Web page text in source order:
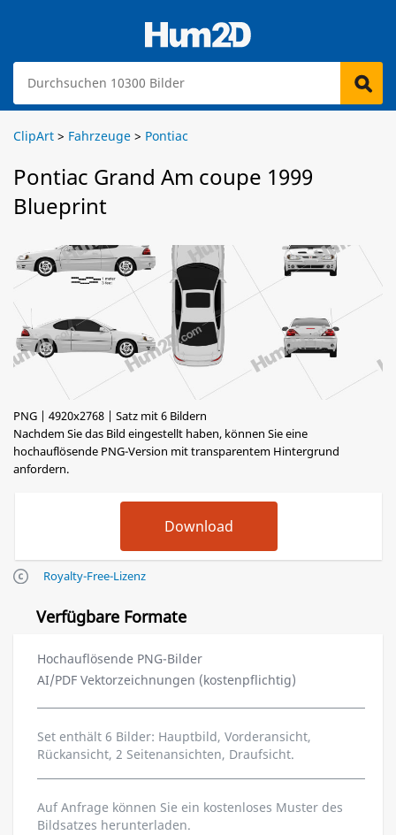
ClipArt > Fahrzeuge > Pontiac
Pontiac Grand Am coupe 1999
Blueprint
PNG | 4920x2768 | Satz mit 6 Bildern
Nachdem Sie das Bild eingestellt haben, können Sie eine
hochauflösende PNG-Version mit transparentem Hintergrund
anfordern.
Royalty-Free-Lizenz
Verfügbare Formate
Hochauflösende PNG-Bilder
AI/PDF Vektorzeichnungen (kostenpflichtig)
Set enthält 6 Bilder: Hauptbild, Vorderansicht,
Rückansicht, 2 Seitenansichten, Draufsicht.
Auf Anfrage können Sie ein kostenloses Muster des
Bildsatzes herunterladen.